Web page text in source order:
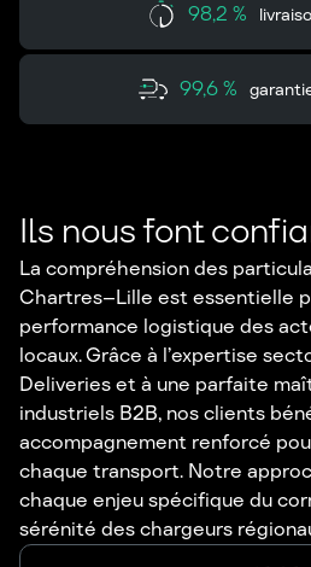
98,2 %
99,6 %
Ils nous font
La compréhension des
Chartres–Lille est essentielle
performance logistique des
locaux. Grâce à l’expertise
Deliveries et à une parfaite
industriels B2B, nos clients
accompagnement renforcé
chaque transport. Notre
chaque enjeu spécifique du
sérénité des chargeurs